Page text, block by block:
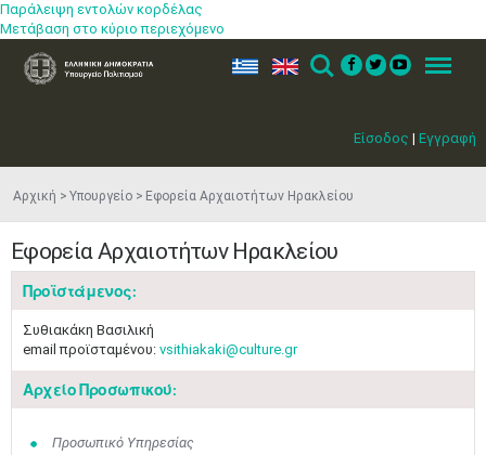
Παράλειψη εντολών κορδέλας
Μετάβαση στο κύριο περιεχόμενο
Είσοδος | Εγγραφή
ελ en Search Menu
Αρχική Υπουργείο Εφορεία Αρχαιοτήτων Ηρακλείου
Εφορεία Αρχαιοτήτων Ηρακλείου
Προϊστάμενος:
Συθιακάκη Βασιλική
email προϊσταμένου: vsithiakaki@culture.gr
Αρχείο Προσωπικού:
Προσωπικό Υπηρεσίας